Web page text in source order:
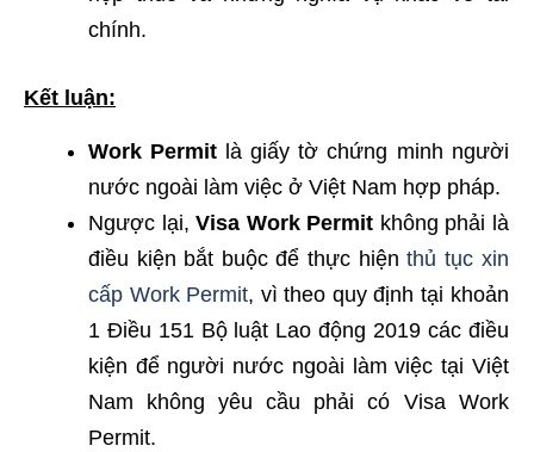
chính.
Kết luận:
Work Permit là giấy tờ chứng minh người
nước ngoài làm việc ở Việt Nam hợp pháp.
Ngược lại,Visa Work Permit không phải là
điều kiện bắt buộc để thực hiệnthủ tục xin
cấp Work Permit, vì theo quy định tại khoản
1 Điều 151 Bộ luật Lao động 2019 các điều
kiện để người nước ngoài làm việc tại Việt
Nam không yêu cầu phải có Visa Work
Permit.